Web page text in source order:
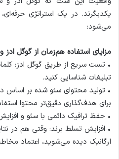
یکدیگرند. در یک استراتژی
می‌شود:
مزایای استفاده هم‌زمان از گوگل ادز
• تست سریع از طریق گوگل ادز:
تبلیغات شناسایی کنید.
• تولید محتوای سئو شده بر اساس
برای هدف‌گذاری دقیق‌تر محتوا
• حفظ ترافیک دائمی با سئو و
• افزایش تسلط برند: وقتی هم در
ارگانیک دیده می‌شوید، اعتماد